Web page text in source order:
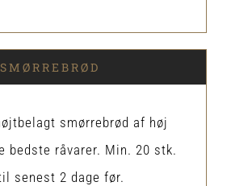
SMØRREBRØD
smørrebrød af høj
bedste råvarer. Min. 20 stk.
senest 2 dage før.